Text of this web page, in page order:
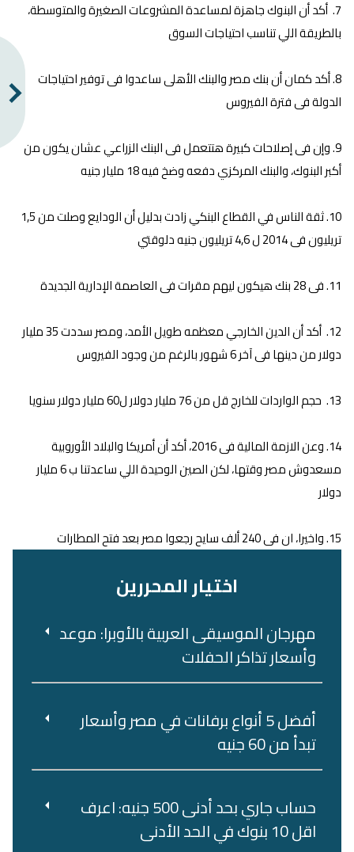
7. أكد أن البنوك جاهزة لمساعدة المشروعات الصغيرة والمتوسطة،
بالطريقة اللي تناسب احتياجات السوق
8. أكد كمان أن بنك مصر والبنك الأهلى ساعدوا فى توفير احتياجات
الدولة فى فترة الفيروس
9. وإن فى إصلاحات كبيرة هتتعمل فى البنك الزراعي عشان يكون من
أكبر البنوك، والبنك المركزي دفعه وضخ فيه 18 مليار جنيه
10. ثقة الناس في القطاع البنكي زادت بدليل أن الودايع وصلت من 1,5
تريليون فى 2014 ل 4,6 تريليون جنيه دلوقتي
11. فى 28 بنك هيكون ليهم مقرات فى العاصمة الإدارية الجديدة
12. أكد أن الدين الخارجي معظمه طويل الأمد، ومصر سددت 35 مليار
دولار من دينها فى آخر 6 شهور بالرغم من وجود الفيروس
13. حجم الواردات للخارج قل من 76 مليار دولار ل60 مليار دولار سنويا
14. وعن الازمة المالية فى 2016، أكد أن أمريكا والبلاد الأوروبية
مسعدوش مصر وقتها، لكن الصين الوحيدة اللي ساعدتنا ب 6 مليار
دولار
15. واخيرا، ان فى 240 ألف سايح رجعوا مصر بعد فتح المطارات
اختيار المحررين
مهرجان الموسيقى العربية بالأوبرا: موعد
وأسعار تذاكر الحفلات
أفضل 5 أنواع برفانات في مصر وأسعار
تبدأ من 60 جنيه
حساب جاري بحد أدنى 500 جنيه: اعرف
اقل 10 بنوك في الحد الأدنى